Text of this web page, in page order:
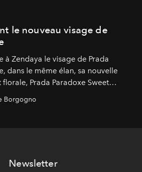
le nouveau visage de
à Zendaya le visage de Prada
dans le même élan, sa nouvelle
Prada Paradoxe Sweet
Borgogno
Newsletter